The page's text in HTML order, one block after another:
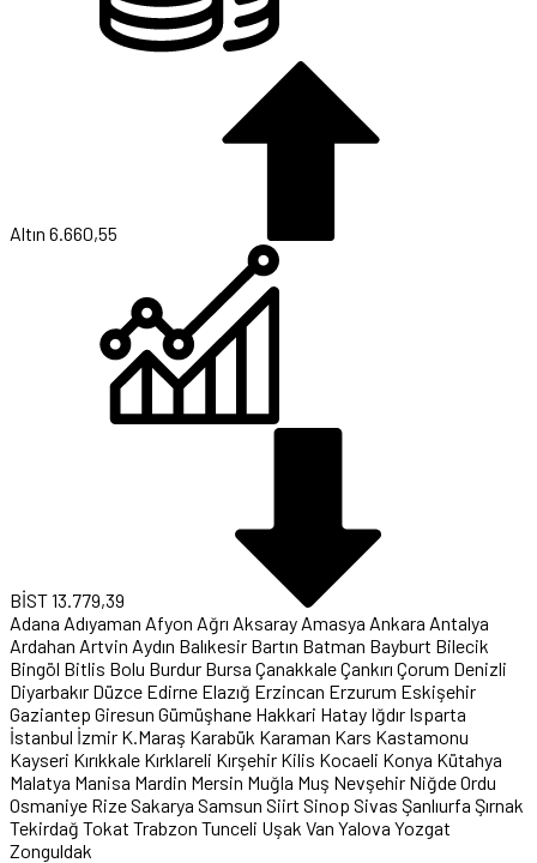
Altın 6.660,55
BİST13.779,39
Adana Adıyaman Afyon Ağrı Aksaray Amasya Ankara Antalya
Ardahan Artvin Aydın Balıkesir Bartın Batman Bayburt Bilecik
Bingöl Bitlis Bolu Burdur Bursa ÇanakkaleÇankırı Çorum Denizli
Diyarbakır Düzce Edirne Elazığ Erzincan Erzurum Eskişehir
Gaziantep Giresun Gümüşhane Hakkari Hatay Iğdır Isparta
İstanbul İzmir K.Maraş Karabük Karaman Kars Kastamonu
Kayseri Kırıkkale Kırklareli Kırşehir Kilis Kocaeli Konya Kütahya
Malatya Manisa Mardin Mersin Muğla Muş Nevşehir NiğdeOrdu
Osmaniye RizeSakarya Samsun Siirt Sinop Sivas Şanlıurfa Şırnak
Tekirdağ Tokat Trabzon Tunceli Uşak Van Yalova Yozgat
Zonguldak